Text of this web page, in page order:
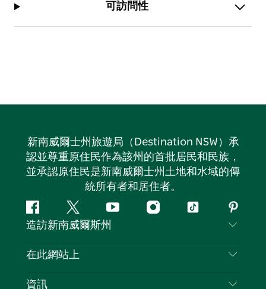
可訪問性
新南威爾士州旅遊局（Destination NSW）承
認並尊重原住民作為該州的首批居民和民族，
並承認原住民是新南威爾士州土地和水域的傳
統所有者和居住者。
Facebook嘰
嘰
喳
Youtube Instagram
抖
造訪新南威爾斯州
聯絡我們
在此網站上
目的地
資訊